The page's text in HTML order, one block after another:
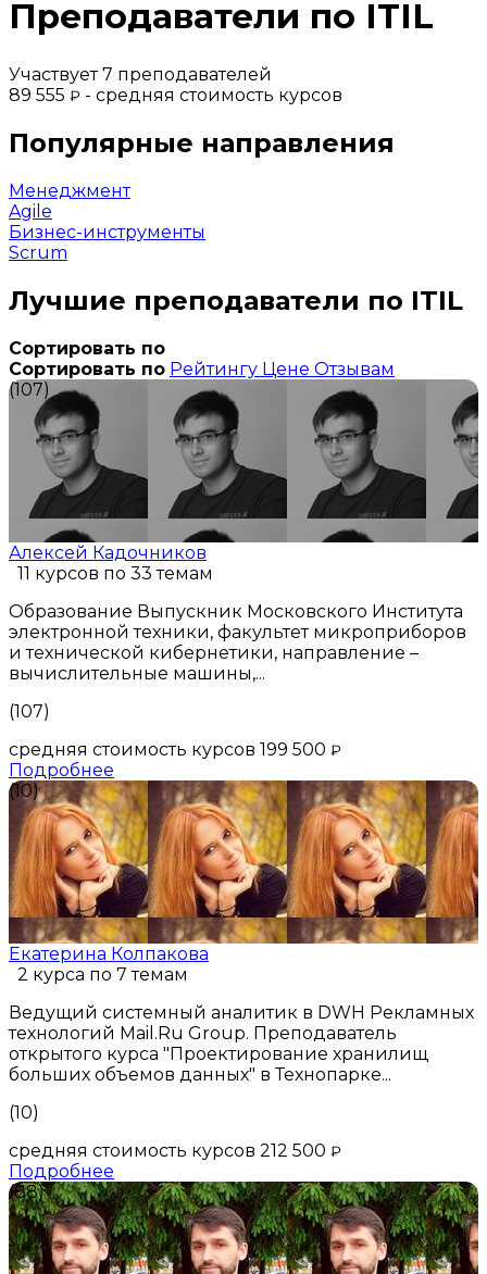
Преподаватели по ITIL
Участвует 7 преподавателей
89 555 ₽ - средняя стоимость курсов
Популярные направления
Менеджмент
Agile
Бизнес-инструменты
Scrum
Лучшие преподаватели по ITIL
Сортировать по
Сортировать по Рейтингу Цене Отзывам
(107)
Алексей Кадочников
11 курсов по 33 темам
Образование Выпускник Московского Института
электронной техники, факультет микроприборов
и технической кибернетики, направление –
вычислительные машины,...
(107)
средняя стоимость курсов 199 500 ₽
Подробнее
(10)
Екатерина Колпакова
2 курса по 7 темам
Ведущий системный аналитик в DWH Рекламных
технологий Mail.Ru Group. Преподаватель
открытого курса "Проектирование хранилищ
больших объемов данных" в Технопарке...
(10)
средняя стоимость курсов 212 500 ₽
Подробнее
(88)